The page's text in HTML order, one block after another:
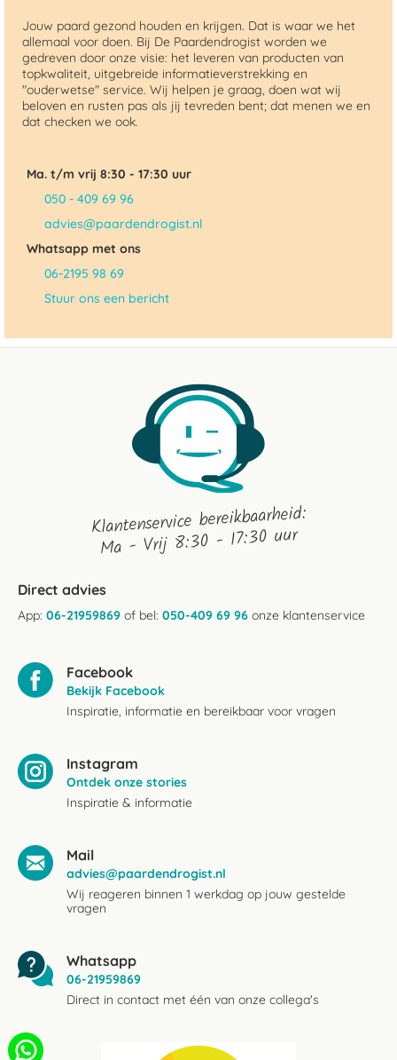
Jouw paard gezond houden en krijgen. Dat is waar we het
allemaal voor doen. Bij De Paardendrogist worden we
gedreven door onze visie: het leveren van producten van
topkwaliteit, uitgebreide informatieverstrekking en
"ouderwetse" service. Wij helpen je graag, doen wat wij
beloven en rusten pas als jij tevreden bent; dat menen we en
dat checken we ook.
Ma. t/m vrij 8:30 - 17:30 uur
050 - 409 69 96
advies@paardendrogist.nl
Whatsapp met ons
06-2195 98 69
Stuur ons een bericht
Klantenservice bereikbaarheid:
Ma - Vrij 8:30 - 17:30 uur
Direct advies
App: 06-21959869 of bel: 050-409 69 96 onze klantenservice
Facebook
Bekijk Facebook
Inspiratie, informatie en bereikbaar voor vragen
Instagram
Ontdek onze stories
Inspiratie & informatie
Mail
advies@paardendrogist.nl
Wij reageren binnen 1 werkdag op jouw gestelde
vragen
Whatsapp
06-21959869
Direct in contact met één van onze collega's